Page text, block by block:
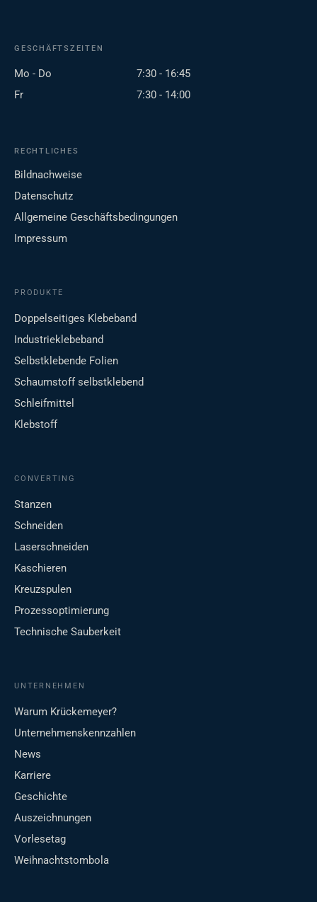
GESCHÄFTSZEITEN
Mo - Do
7:30 - 16:45
Fr
7:30 - 14:00
RECHTLICHES
Bildnachweise
Datenschutz
Allgemeine Geschäftsbedingungen
Impressum
PRODUKTE
Doppelseitiges Klebeband
Industrieklebeband
Selbstklebende Folien
Schaumstoff selbstklebend
Schleifmittel
Klebstoff
CONVERTING
Stanzen
Schneiden
Laserschneiden
Kaschieren
Kreuzspulen
Prozessoptimierung
Technische Sauberkeit
UNTERNEHMEN
Warum Krückemeyer?
Unternehmenskennzahlen
News
Karriere
Geschichte
Auszeichnungen
Vorlesetag
Weihnachtstombola